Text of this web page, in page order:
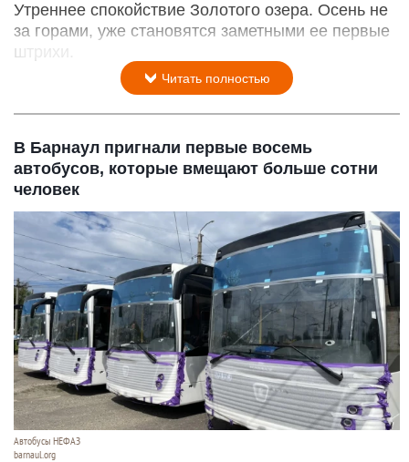
Утреннее спокойствие Золотого озера. Осень не
за горами, уже становятся заметными ее первые
штрихи.
Читать полностью
В Барнаул пригнали первые восемь
автобусов, которые вмещают больше сотни
человек
Автобусы НЕФАЗ
barnaul.org